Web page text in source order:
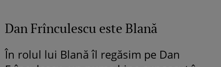
Dan Frînculescu este Blană
În rolul lui Blană îl regăsim pe Dan